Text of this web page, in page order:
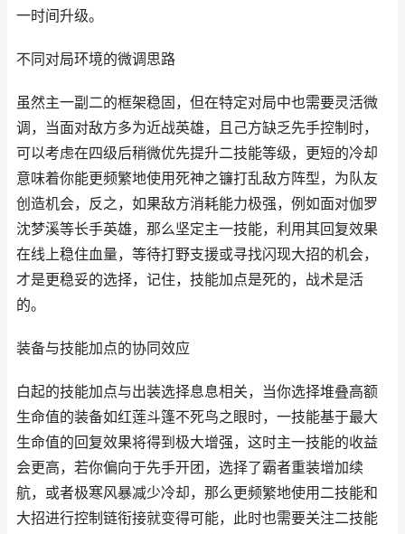
一时间升级。
不同对局环境的微调思路
虽然主一副二的框架稳固，但在特定对局中也需要灵活微
调，当面对敌方多为近战英雄，且己方缺乏先手控制时，
可以考虑在四级后稍微优先提升二技能等级，更短的冷却
意味着你能更频繁地使用死神之镰打乱敌方阵型，为队友
创造机会，反之，如果敌方消耗能力极强，例如面对伽罗
沈梦溪等长手英雄，那么坚定主一技能，利用其回复效果
在线上稳住血量，等待打野支援或寻找闪现大招的机会，
才是更稳妥的选择，记住，技能加点是死的，战术是活
的。
装备与技能加点的协同效应
白起的技能加点与出装选择息息相关，当你选择堆叠高额
生命值的装备如红莲斗篷不死鸟之眼时，一技能基于最大
生命值的回复效果将得到极大增强，这时主一技能的收益
会更高，若你偏向于先手开团，选择了霸者重装增加续
航，或者极寒风暴减少冷却，那么更频繁地使用二技能和
大招进行控制链衔接就变得可能，此时也需要关注二技能